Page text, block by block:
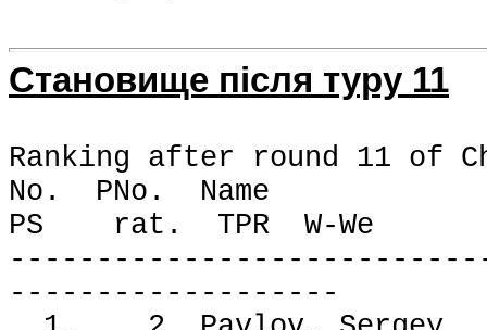
Становище після туру 11
Ranking after round 11 of
No. PNo.
PS rat. TPR W-We
-------------------